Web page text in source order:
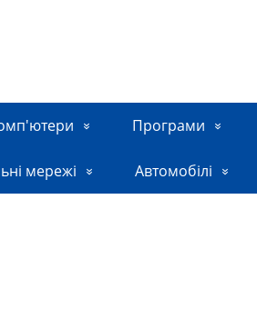
Програми
мережі Автомобілі